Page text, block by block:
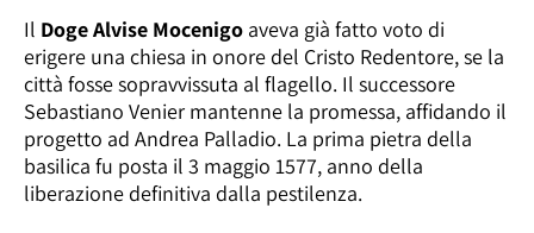
Il Doge Alvise Mocenigo aveva già fatto voto di
erigere una chiesa in onore del Cristo Redentore, se la
città fosse sopravvissuta al flagello. Il successore
Sebastiano Venier mantenne la promessa, affidando il
progetto ad Andrea Palladio. La prima pietra della
basilica fu posta il 3 maggio 1577, anno della
liberazione definitiva dalla pestilenza.